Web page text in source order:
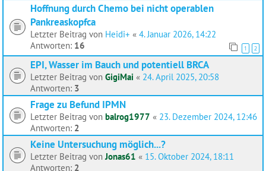
Hoffnung durch Chemo bei nicht operablen
Pankreaskopfca
Letzter Beitrag von Heidi+ « 4. Januar 2026, 14:22
Antworten: 16 1 2
EPI, Wasser im Bauch und potentiell BRCA
Letzter Beitrag von GigiMai « 24. April 2025, 20:58
Antworten: 3
Frage zu Befund IPMN
Letzter Beitrag von balrog1977 « 23. Dezember 2024, 12:46
Antworten: 2
Keine Untersuchung möglich...?
Letzter Beitrag vonJonas61 « 15. Oktober 2024, 18:11
Antworten: 2